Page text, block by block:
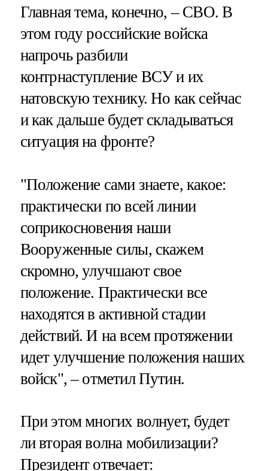
Главная тема, конечно, – СВО. В
этом году российские войска
напрочь разбили
контрнаступление ВСУ и их
натовскую технику. Но как сейчас
и как дальше будет складываться
ситуация на фронте?
"Положение сами знаете, какое:
практически по всей линии
соприкосновения наши
Вооруженные силы, скажем
скромно, улучшают свое
положение. Практически все
находятся в активной стадии
действий. И на всем протяжении
идет улучшение положения наших
войск", – отметил Путин.
При этом многих волнует, будет
ли вторая волна мобилизации?
Президент отвечает: